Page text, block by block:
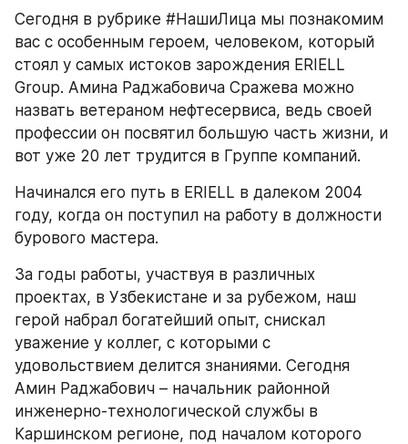
Сегодня в рубрике #НашиЛица мы познакомим
вас с особенным героем, человеком, который
стоял у самых истоков зарождения ERIELL
Group. Амина Раджабовича Сражева можно
назвать ветераном нефтесервиса, ведь своей
профессии он посвятил большую часть жизни, и
вот уже 20 лет трудится в Группе компаний.
Начинался его путь в ERIELL в далеком 2004
году, когда он поступил на работу в должности
бурового мастера.
За годы работы, участвуя в различных
проектах, в Узбекистане и за рубежом, наш
герой набрал богатейший опыт, снискал
уважение у коллег, с которыми с
удовольствием делится знаниями. Сегодня
Амин Раджабович – начальник районной
инженерно-технологической службы в
Каршинском регионе, под началом которого